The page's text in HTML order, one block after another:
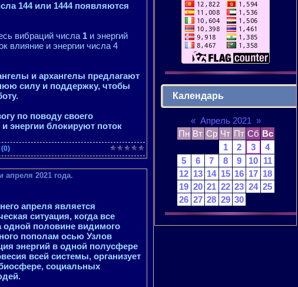
144 или 1444 появляются
вибраций числа 1 и энергий
влияние и энергии числа 4
и архангелы предлагают
силу и поддержку, чтобы
по поводу своего
энергии блокируют поток
апреля 2021 года.
апреля является
ситуация, когда все
одной половине видимого
пополам осью Узлов
энергий в одной полусфере
всей системы, организует
социальных
Календарь
« Апрель 2021 »
Пн Вт Ср Чт Пт Сб Вс
1
2 3
4
5
6 7 8 9 10
11
12 13 14 15 16 17 18
19 20 21 22 23 24 25
26 27 28 29 30